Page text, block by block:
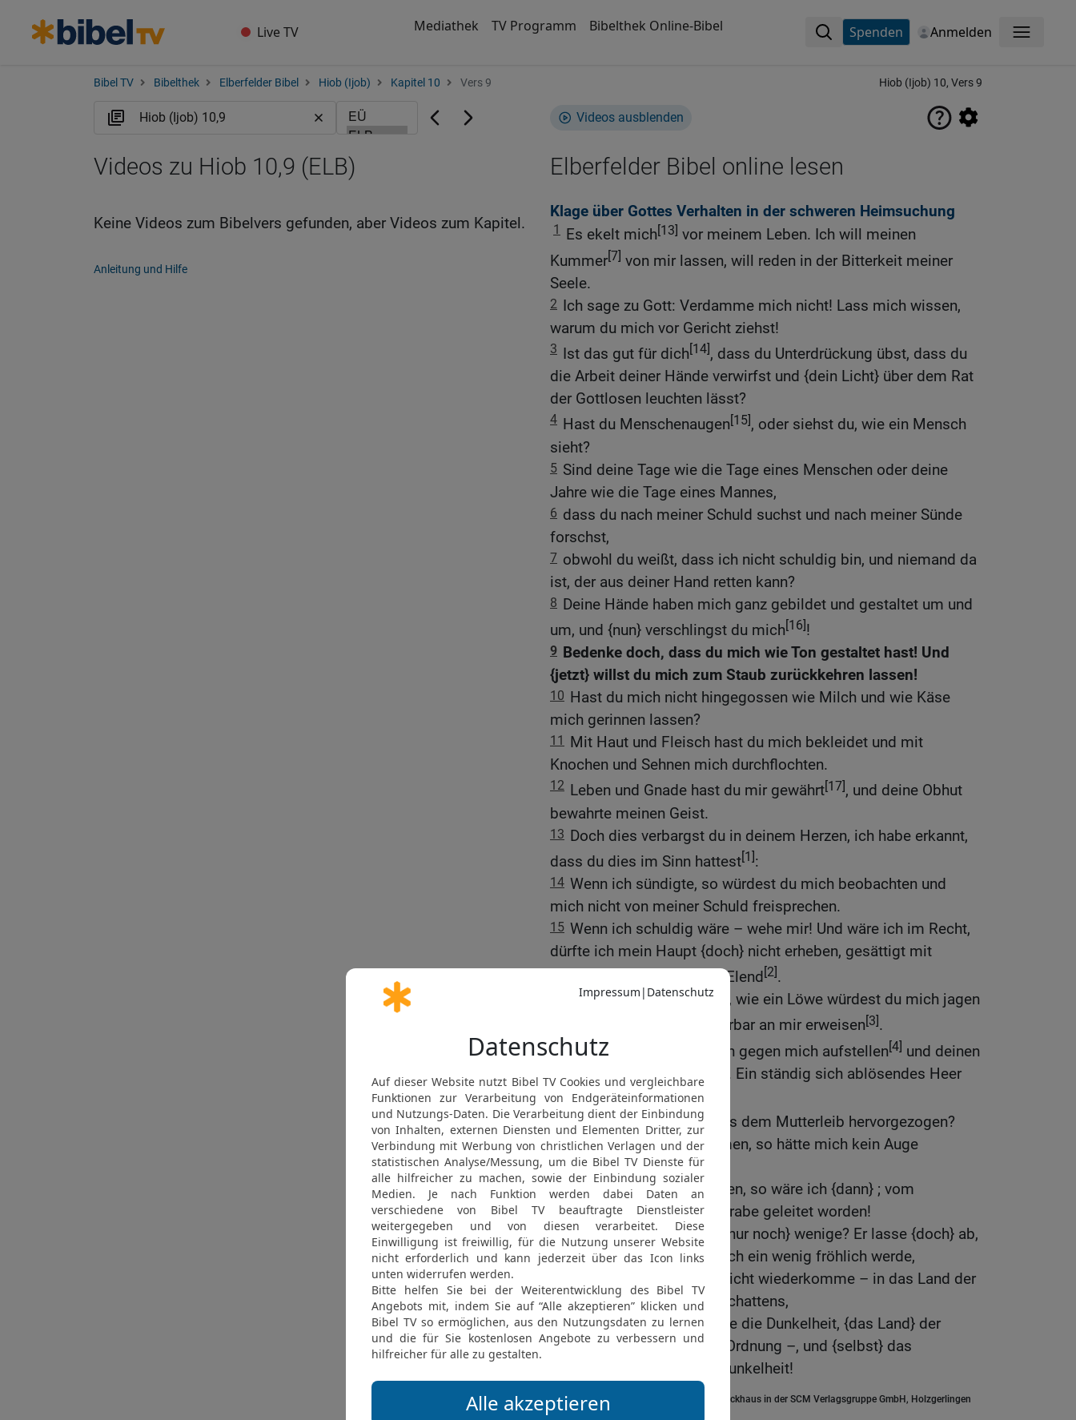
Live TV Mediathek TV Programm Bibelthek Online-Bibel Spenden Anmelden Menü
Bibel TV Bibelthek Elberfelder Bibel Hiob (Ijob) Kapitel 10 Vers 9 Hiob (Ijob) 10, Vers 9
Videos ausblenden
Elberfelder Bibel online lesen
Klage über Gottes Verhalten in der schweren Heimsuchung
1 Es ekelt mich[13] vor meinem Leben. Ich will meinen
Kummer[7] von mir lassen, will reden in der Bitterkeit meiner
Seele.
2 Ich sage zu Gott: Verdamme mich nicht! Lass mich wissen,
warum du mich vor Gericht ziehst!
3 Ist das gut für dich[14], dass du Unterdrückung übst, dass du
die Arbeit deiner Hände verwirfst und {dein Licht} über dem Rat
der Gottlosen leuchten lässt?
4 Hast du Menschenaugen[15], oder siehst du, wie ein Mensch
sieht?
5 Sind deine Tage wie die Tage eines Menschen oder deine
Jahre wie die Tage eines Mannes,
6 dass du nach meiner Schuld suchst und nach meiner Sünde
forschst,
7 obwohl du weißt, dass ich nicht schuldig bin, und niemand da
ist, der aus deiner Hand retten kann?
8 Deine Hände haben mich ganz gebildet und gestaltet um und
um, und {nun} verschlingst du mich[16]!
9 Bedenke doch, dass du mich wie Ton gestaltet hast! Und
{jetzt} willst du mich zum Staub zurückkehren lassen!
10 Hast du mich nicht hingegossen wie Milch und wie Käse
mich gerinnen lassen?
11 Mit Haut und Fleisch hast du mich bekleidet und mit
Knochen und Sehnen mich durchflochten.
12 Leben und Gnade hast du mir gewährt[17], und deine Obhut
bewahrte meinen Geist.
13 Doch dies verbargst du in deinem Herzen, ich habe erkannt,
dass du dies im Sinn hattest[1]:
14 Wenn ich sündigte, so würdest du mich beobachten und
mich nicht von meiner Schuld freisprechen.
15 Wenn ich schuldig wäre – wehe mir! Und wäre ich im Recht,
dürfte ich mein Haupt {doch} nicht erheben, gesättigt mit
Schande und getränkt mit Elend[2].
Und richtete es sich auf, wie ein Löwe würdest du mich jagen
und dich wieder als wunderbar an mir erweisen[3].
17 Du würdest neue Zeugen gegen mich aufstellen[4] und deinen
Zorn über mich vergrößern. Ein ständig sich ablösendes Heer
{kämpft} gegen mich[5]
18 Warum hast du mich aus dem Mutterleib hervorgezogen?
Wäre ich doch umgekommen, so hätte mich kein Auge
gesehen!
Als wenn ich nie gewesen, so wäre ich {dann} ; vom
Mutterschoß wäre ich zu Grabe geleitet worden!
20 Sind meine Tage nicht {nur noch} wenige? Er lasse {doch} ab,
wende sich von mir, dass ich ein wenig fröhlich werde,
ehe ich hingehe – und nicht wiederkomme – in das Land der
Finsternis und des Todesschattens,
22 in das Land, schwarz wie die Dunkelheit, {das Land} der
Finsternis – {da ist} keine Ordnung –, und {selbst} das
Hellwerden ist {dort} wie Dunkelheit!
Elberfelder Bibel 2006, © 2006 SCM R.Brockhaus in der SCM Verlagsgruppe GmbH, Holzgerlingen
Videos zu Hiob 10,9 (ELB)
Keine Videos zum Bibelvers gefunden, aber Videos zum Kapitel.
Anleitung und Hilfe